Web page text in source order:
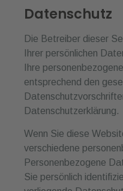
Datenschutz
Die Betreiber dieser
Ihrer persönlichen
Ihre
entsprechend den
Datenschutzerklärung.
Wenn Sie diese
verschiedene
Personenbezogene
Sie persönlich